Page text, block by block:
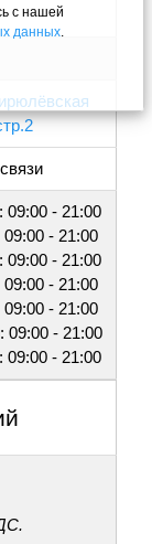
09:00 - 21:00
09:00 - 21:00
09:00 - 21:00
09:00 - 21:00
09:00 - 21:00
09:00 - 21:00
09:00 - 21:00
с нашей
данных